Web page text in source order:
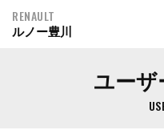
RENAULT
ルノー豊川
ユー